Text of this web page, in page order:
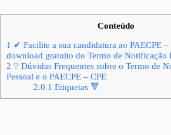
Conteúdo
1 ✔ Facilite a sua candidatura ao PAECPE –
download gratuito do Termo de Notificação
2 ❔ Dúvidas Frequentes sobre o Termo de
Pessoal e o PAECPE – CPE
2.0.1 Etiquetas 🔻